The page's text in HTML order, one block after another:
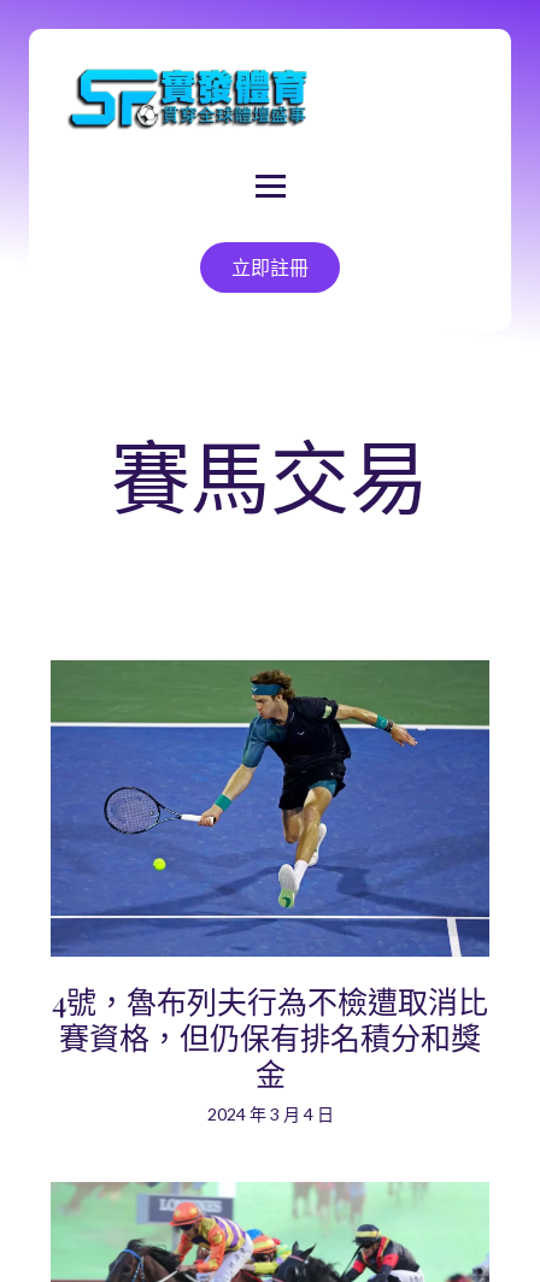
立即註冊
賽馬交易
4號，魯布列夫行為不檢遭取消比
賽資格，但仍保有排名積分和獎
金
2024 年 3 月 4 日